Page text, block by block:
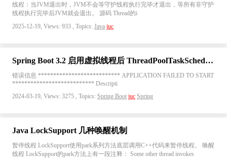
线程：当JVM退出时，JVM不会等守护线程执行完毕才退出，等所有非守护
线程执行完毕后JVM就会退出。 源码 Thread的i
2025-12-19, Views: 933 , Topics: Java juc
Spring Boot 3.2 启用虚拟线程后 ThreadPoolTaskScheduler 报错
错误信息 *************************** APPLICATION FAILED TO START
*************************** Descripti
2024-03-19, Views: 3275 , Topics: Spring Boot juc Spring
Java LockSupport 几种唤醒机制
暂停线程 LockSupport使用park系列方法底层调用C++代码来暂停线程。 唤醒
线程 LockSupport的park方法上有一段注释： Some other thread invokes